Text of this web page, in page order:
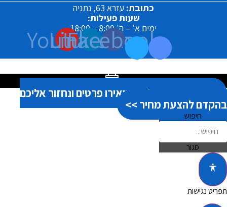
כתובת: עזרא 63, נתניה
שעות פעילות:
ימים א' – ה' 8:00 – 18:00
Facebook
Linkedin
Youtube
אנחנו כאן בשבילך! השאירו פרטים ונחזור אליכם
בהקדם להצעת מחיר >>
חיפוש
סגור
תפריט נגישות